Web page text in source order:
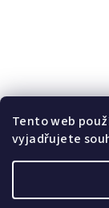
Tento web
vyjadřujete